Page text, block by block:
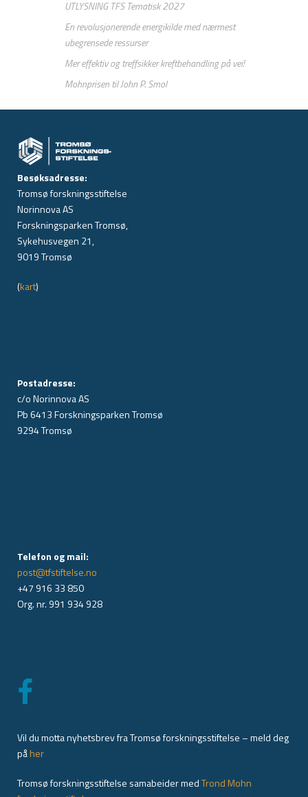
UTLYSNING TFS Tematisk 2027
En revolusjonerende energikilde med nærmest
ubegrensede ressurser
Mer effektiv og treffsikker kreftbehandling på vei!
Mohnprisen til John P. Smol
Besøksadresse:
Tromsø forskningsstiftelse
Norinnova AS
Forskningsparken Tromsø,
Sykehusvegen 21,
9019 Tromsø
(kart)
Postadresse:
c/o Norinnova AS
Pb 6413 Forskningsparken Tromsø
9294 Tromsø
Telefon og mail:
post@tfstiftelse.no
+47 916 33 850
Org. nr. 991 934 928
Vil du motta nyhetsbrev fra Tromsø forskningsstiftelse – meld deg
påher
Tromsø forskningsstiftelse samabeider medTrond Mohn